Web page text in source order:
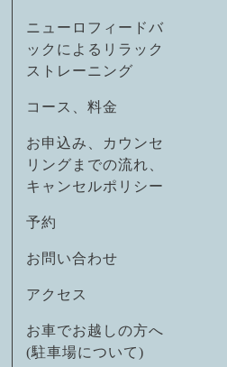
ニューロフィードバ
ックによるリラック
ストレーニング
コース、料金
お申込み、カウンセ
リングまでの流れ、
キャンセルポリシー
予約
お問い合わせ
アクセス
お車でお越しの方へ
(駐車場について)